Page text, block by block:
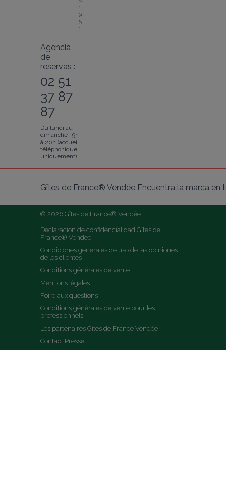
1
9
5
1
Agencia
de
reservas :
02 51
37 87
87
Du lundi au
dimanche : 9h
à 20h (accueil
téléphonique
uniquement).
Gîtes de France® Vendée Encuentra la marca en
© 2026 Gîtes de France® Vendée
Declaración de confidencialidad Gîtes de
France® Vendée
Condiciones generales de uso de las opiniones
de los clientes
Conditions générales de vente
Mentions légales
Foire aux questions
Conditions générales de vente pour les
professionnels
Les partenaires Gites de France Vendée
Contact Presse